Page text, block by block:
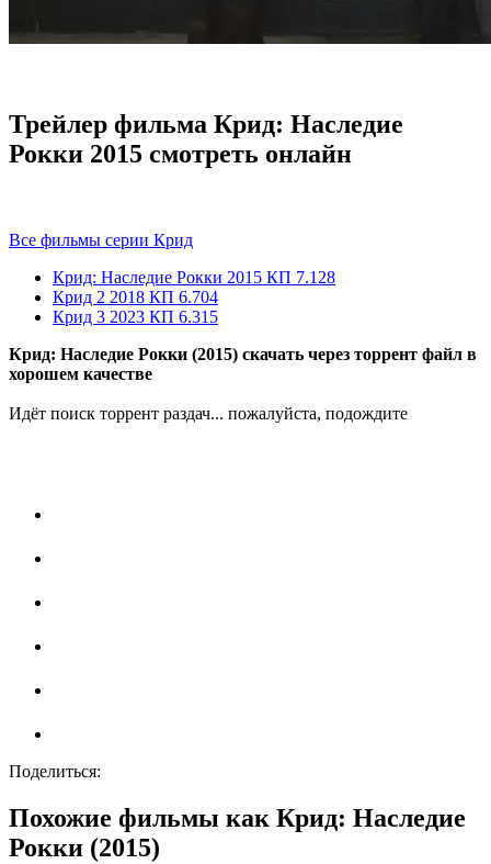
Трейлер фильма Крид: Наследие
Рокки 2015 смотреть онлайн
Все фильмы серии Крид
Крид: Наследие Рокки 2015 КП 7.128
Крид 2 2018 КП 6.704
Крид 3 2023 КП 6.315
Крид: Наследие Рокки (2015) скачать через торрент файл в
хорошем качестве
Идёт поиск торрент раздач... пожалуйста, подождите
Поделиться:
Похожие фильмы как Крид: Наследие
Рокки (2015)